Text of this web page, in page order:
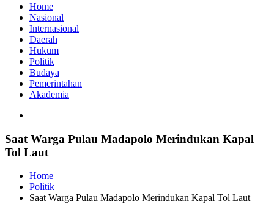
Home
Nasional
Internasional
Daerah
Hukum
Politik
Budaya
Pemerintahan
Akademia
Saat Warga Pulau Madapolo Merindukan Kapal
Tol Laut
Home
Politik
Saat Warga Pulau Madapolo Merindukan Kapal Tol Laut